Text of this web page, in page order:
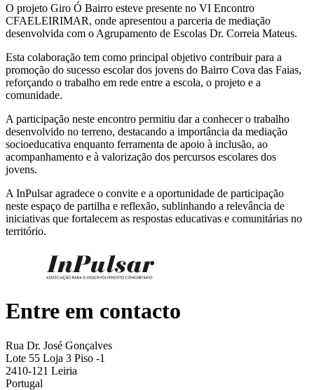
O projeto Giro Ó Bairro esteve presente no VI Encontro
CFAELEIRIMAR, onde apresentou a parceria de mediação
desenvolvida com o Agrupamento de Escolas Dr. Correia Mateus.
Esta colaboração tem como principal objetivo contribuir para a
promoção do sucesso escolar dos jovens do Bairro Cova das Faias,
reforçando o trabalho em rede entre a escola, o projeto e a
comunidade.
A participação neste encontro permitiu dar a conhecer o trabalho
desenvolvido no terreno, destacando a importância da mediação
socioeducativa enquanto ferramenta de apoio à inclusão, ao
acompanhamento e à valorização dos percursos escolares dos
jovens.
A InPulsar agradece o convite e a oportunidade de participação
neste espaço de partilha e reflexão, sublinhando a relevância de
iniciativas que fortalecem as respostas educativas e comunitárias no
território.
Entre em contacto
Rua Dr. José Gonçalves
Lote 55 Loja 3 Piso -1
2410-121 Leiria
Portugal